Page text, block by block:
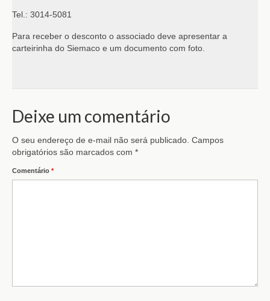
Tel.: 3014-5081
Para receber o desconto o associado deve apresentar a
carteirinha do Siemaco e um documento com foto.
Deixe um comentário
O seu endereço de e-mail não será publicado. Campos
obrigatórios são marcados com *
Comentário *